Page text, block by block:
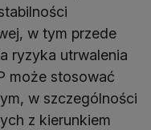
w tym przede
ryzyka utrwalenia
może stosować
w szczególności
z kierunkiem